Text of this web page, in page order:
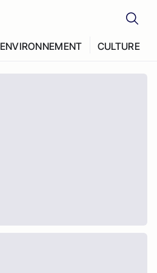
ENVIRONNEMENT CULTURE